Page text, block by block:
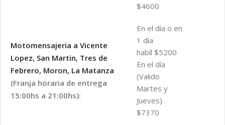
$4600
Motomensajeria a Vicente
Lopez, San Martin, Tres de
Febrero, Moron, La Matanza
(Franja horaria de entrega
15:00hs a 21:00hs):
En el día o en
1 día
habíl $5200
En el día
(Valido
Martes y
Jueves)
$7370